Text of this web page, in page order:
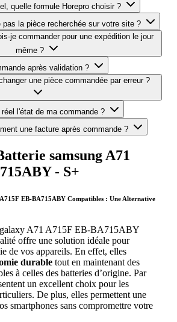
quelle formule Horepro choisir ?
la pièce recherchée sur votre site ?
je commander pour une expédition le jour
même ?
après validation ?
une pièce commandée par erreur ?
l'état de ma commande ?
une facture après commande ?
samsung A71
- S+
EB-BA715ABY Compatibles : Une Alternative
galaxy A71 A715F EB-BA715ABY
offre une solution idéale pour
de vos appareils. En effet, elles
durable tout en maintenant des
à celles des batteries d’origine. Par
un excellent choix pour les
De plus, elles permettent une
smartphones sans compromettre votre